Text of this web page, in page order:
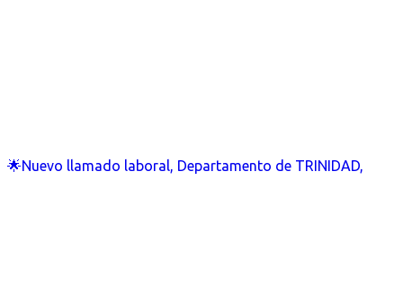
🌟Nuevo llamado laboral, Departamento de TRINIDAD,